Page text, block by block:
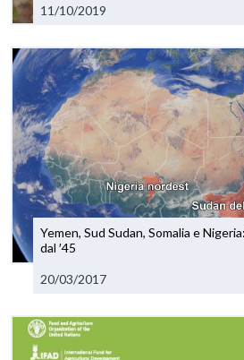
11/10/2019
Yemen, Sud Sudan, Somalia e
dal ′45
20/03/2017